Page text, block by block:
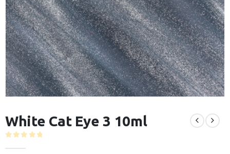
White Cat Eye 3 10ml